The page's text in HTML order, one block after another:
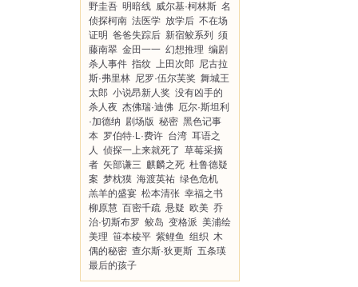
野圭吾 明暗线 威尔基·柯林斯 名
侦探柯南 法医学 放学后 不在场
证明 爸爸失踪后 新宿鲛系列
须
藤南翠 金田一一 幻想推理 编剧
杀人事件 指纹 上田次郎 尼古拉
斯·弗里林 尼罗·伍尔芙奖 舞城王
太郎 小说昂新人奖 没有凶手的
杀人夜 杰佛瑞·迪佛 厄尔·斯坦利
·加德纳 剧场版 秘密 黑色记事
本 罗伯特·L·费许 台湾 耳语之
人 侦探一上来就死了 草莓采摘
者 矢部谦三 麒麟之死 杜鲁德疑
案 梦枕獏 海渡英祐 绿色危机
羔羊的盛宴 松本清张 幸福之书
柳原慧 百密千疏 悬疑 欧美 乔
治·切斯布罗 鲛岛 变格派 美浦绘
美理 笹本棱平 紫鲤鱼 组织 木
偶的秘密 查尔斯·狄更斯 五条瑛
最后的孩子